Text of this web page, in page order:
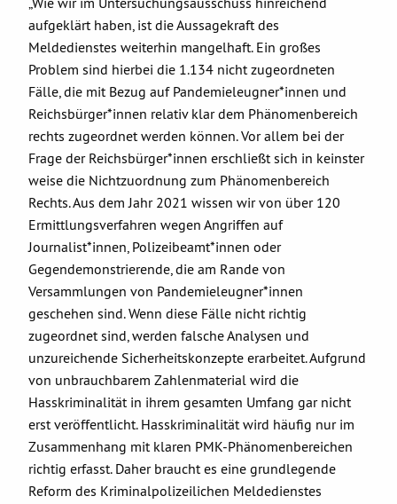
aufgeklärt haben, ist die Aussagekraft des
Meldedienstes weiterhin mangelhaft. Ein großes
Problem sind hierbei die 1.134 nicht zugeordneten
Fälle, die mit Bezug auf Pandemieleugner*innen und
Reichsbürger*innen relativ klar dem Phänomenbereich
rechts zugeordnet werden können. Vor allem bei der
Frage der Reichsbürger*innen erschließt sich in keinster
weise die Nichtzuordnung zum Phänomenbereich
Rechts. Aus dem Jahr 2021 wissen wir von über 120
Ermittlungsverfahren wegen Angriffen auf
Journalist*innen, Polizeibeamt*innen oder
Gegendemonstrierende, die am Rande von
Versammlungen von Pandemieleugner*innen
geschehen sind. Wenn diese Fälle nicht richtig
zugeordnet sind, werden falsche Analysen und
unzureichende Sicherheitskonzepte erarbeitet. Aufgrund
von unbrauchbarem Zahlenmaterial wird die
Hasskriminalität in ihrem gesamten Umfang gar nicht
erst veröffentlicht. Hasskriminalität wird häufig nur im
Zusammenhang mit klaren PMK-Phänomenbereichen
richtig erfasst. Daher braucht es eine grundlegende
Reform des Kriminalpolizeilichen Meldedienstes